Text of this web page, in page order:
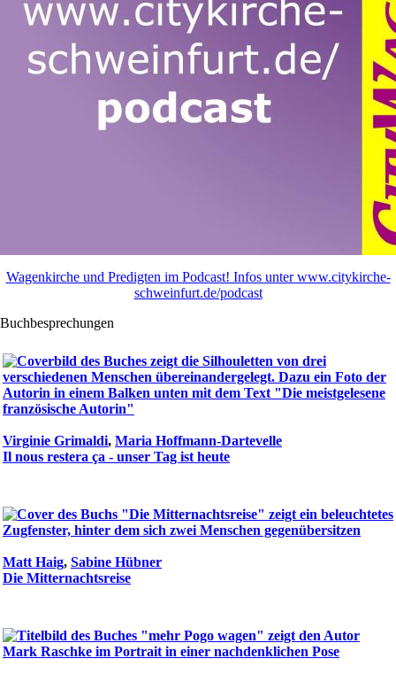
Wagenkirche und Predigten im Podcast! Infos unter www.citykirche-
schweinfurt.de/podcast
Buchbesprechungen
Virginie Grimaldi, Maria Hoffmann-Dartevelle
Il nous restera ça - unser Tag ist heute
Matt Haig, Sabine Hübner
Die Mitternachtsreise